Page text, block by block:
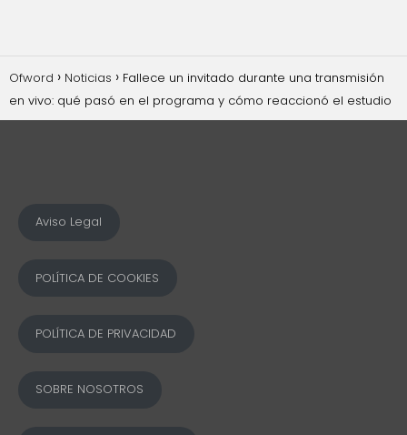
Ofword Noticias
Fallece un invitado durante una transmisión
en vivo: qué pasó en el programa y cómo reaccionó el estudio
Aviso Legal
POLÍTICA DE COOKIES
POLÍTICA DE PRIVACIDAD
SOBRE NOSOTROS